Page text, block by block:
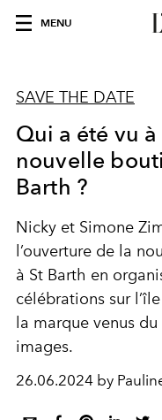
MENU
SAVE THE DATE
Qui a été vu
nouvelle
Barth ?
Nicky et Simone
l’ouverture de la
à St Barth en
célébrations sur
la marque venus
images.
26.06.2024 by